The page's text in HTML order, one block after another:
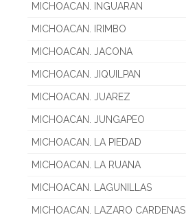
MICHOACAN. INGUARAN
MICHOACAN. IRIMBO
MICHOACAN. JACONA
MICHOACAN. JIQUILPAN
MICHOACAN. JUAREZ
MICHOACAN. JUNGAPEO
MICHOACAN. LA PIEDAD
MICHOACAN. LA RUANA
MICHOACAN. LAGUNILLAS
MICHOACAN. LAZARO CARDENAS